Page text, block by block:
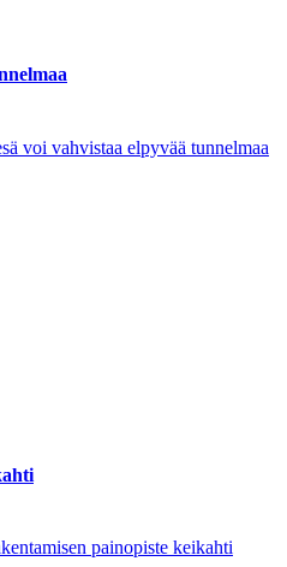
voi vahvistaa elpyvää tunnelmaa
painopiste keikahti